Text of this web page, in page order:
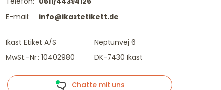
E-mail:
info@ikastetikett.de
Ikast Etiket A/S
MwSt.-Nr.: 10402980
Neptunvej 6
DK-7430 Ikast
Chatte mit uns